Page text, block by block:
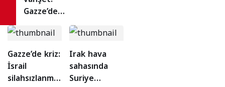
Gazze’de
bebeğiyle
anne
katledildi!
Gazze’de kriz:
İsrail
silahsızlanma
Irak hava
sahasında
Suriye